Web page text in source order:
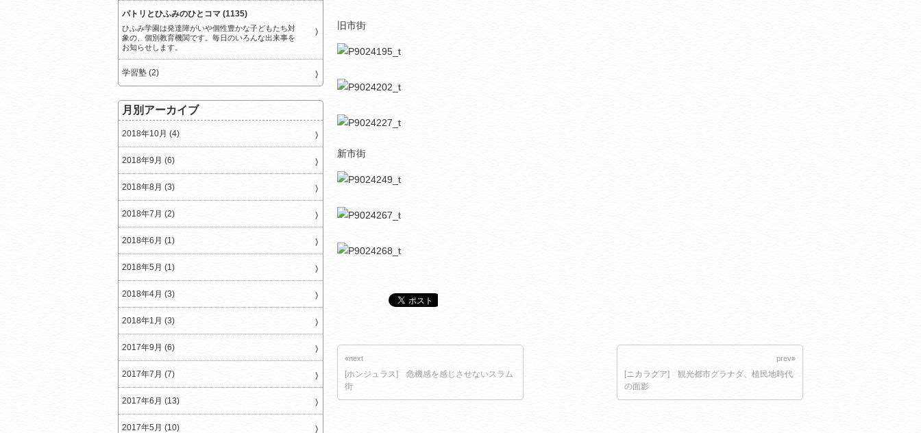
旧市街
新市街
«next
[ホンジュラス] 危機感を感じさせないスラム
街
prev»
[ニカラグア] 観光都市グラナダ、植民地時代
の面影
パトリとひふみのひとコマ (1135)
ひふみ学園は発達障がいや個性豊かな子どもたち対
象の、個別教育機関です。毎日のいろんな出来事を
お知らせします。
学習塾 (2)
月別アーカイブ
2018年10月 (4)
2018年9月 (6)
2018年8月 (3)
2018年7月 (2)
2018年6月 (1)
2018年5月 (1)
2018年4月 (3)
2018年1月 (3)
2017年9月 (6)
2017年7月 (7)
2017年6月 (13)
2017年5月 (10)